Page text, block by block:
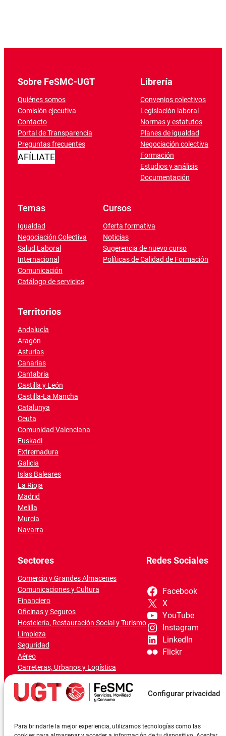
Configurar privacidad
Para brindarte la mejor experiencia, utilizamos tecnologías como las
Sobre FeSMC-UGT
Quiénes somos
Comisión ejecutiva
Contacto
Portal de Transparencia
Preguntas frecuentes
AFÍLIATE
Librería
Convenios colectivos
Legislación laboral
Normas y estatutos
Planes de igualdad
Negociación colectiva
Formación
Estudios y análisis
Documentación
Temas
Igualdad
Negociación Colectiva
Salud Laboral
Internacional
Comunicación
Catálogo de servicios
Cursos
Oferta formativa
Noticias
Sugerencia de nuevo curso
Políticas de Calidad de Formación
Territorios
Andalucía
Aragón
Asturias
Canarias
Cantabria
Castilla y León
Castilla-La Mancha
Catalunya
Ceuta
Comunidad Valenciana
Euskadi
Extremadura
Galicia
Islas Baleares
La Rioja
Madrid
Melilla
Murcia
Navarra
Sectores
Comercio y Grandes Almacenes
Comunicaciones y Cultura
Financiero
Oficinas y Seguros
Hostelería, Restauración Social y Turismo
Limpieza
Seguridad
Aéreo
Carreteras, Urbanos y Logística
Marítimo-Portuario
Redes Sociales
Facebook
X
YouTube
Instagram
LinkedIn
Flickr